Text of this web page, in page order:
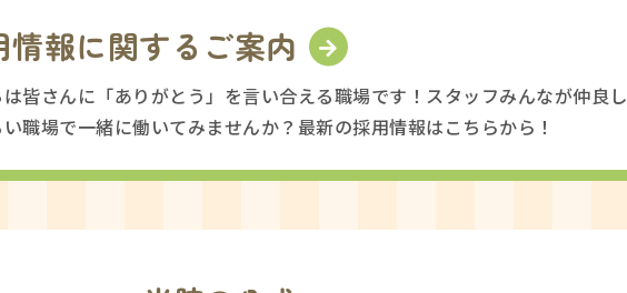
情報に関するご案内
皆さんに「ありがとう」を言い合える職場です！スタッフみんなが仲良し
職場で一緒に働いてみませんか？最新の採用情報はこちらから！